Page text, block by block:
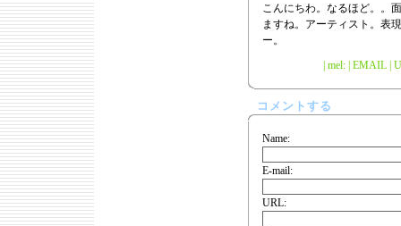
こんにちわ。なるほど。。
ますね。アーティスト。表
ー。
| mel: | EMAIL |
コメントする
Name:
E-mail:
URL: